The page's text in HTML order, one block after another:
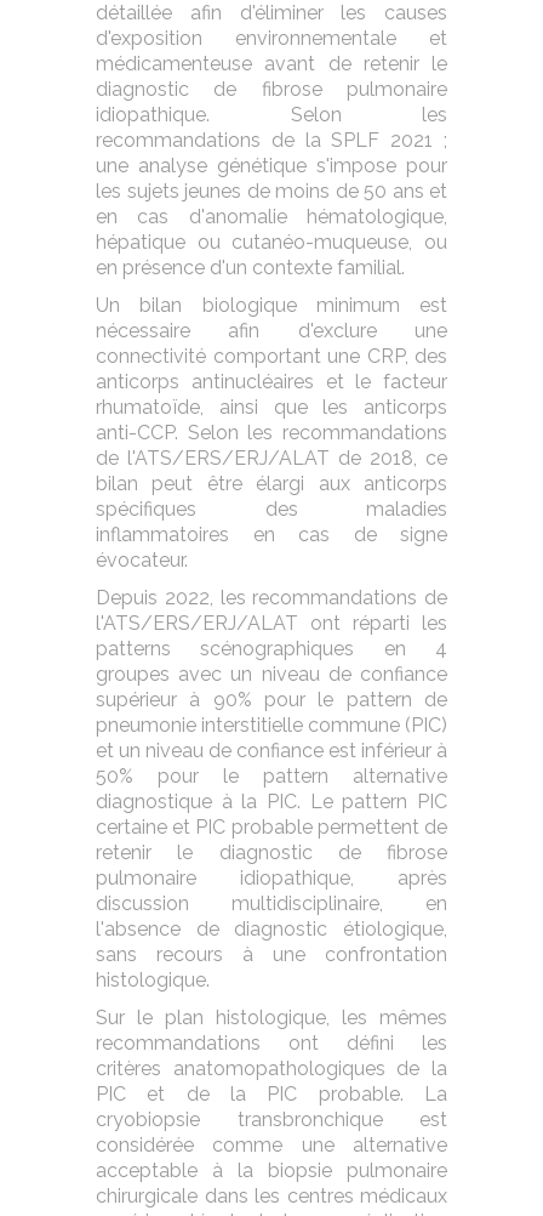
détaillée afin d'éliminer les causes
d'exposition environnementale et
médicamenteuse avant de retenir le
diagnostic de fibrose pulmonaire
idiopathique. Selon les
recommandations de la SPLF 2021 ;
une analyse génétique s'impose pour
les sujets jeunes de moins de 50 ans et
en cas d'anomalie hématologique,
hépatique ou cutanéo-muqueuse, ou
en présence d'un contexte familial.
Un bilan biologique minimum est
nécessaire afin d'exclure une
connectivité comportant une CRP, des
anticorps antinucléaires et le facteur
rhumatoïde, ainsi que les anticorps
anti-CCP. Selon les recommandations
de l'ATS/ERS/ERJ/ALAT de 2018, ce
bilan peut être élargi aux anticorps
spécifiques des maladies
inflammatoires en cas de signe
évocateur.
Depuis 2022, les recommandations de
l'ATS/ERS/ERJ/ALAT ont réparti les
patterns scénographiques en 4
groupes avec un niveau de confiance
supérieur à 90% pour le pattern de
pneumonie interstitielle commune (PIC)
et un niveau de confiance est inférieur à
50% pour le pattern alternative
diagnostique à la PIC. Le pattern PIC
certaine et PIC probable permettent de
retenir le diagnostic de fibrose
pulmonaire idiopathique, après
discussion multidisciplinaire, en
l'absence de diagnostic étiologique,
sans recours à une confrontation
histologique.
Sur le plan histologique, les mêmes
recommandations ont défini les
critères anatomopathologiques de la
PIC et de la PIC probable. La
cryobiopsie transbronchique est
considérée comme une alternative
acceptable à la biopsie pulmonaire
chirurgicale dans les centres médicaux